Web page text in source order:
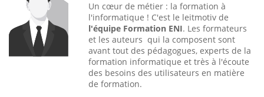
Un cœur de métier : la formation à
l'informatique ! C'est le leitmotiv de
l'équipe Formation ENI. Les formateurs
et les auteurs qui la composent sont
avant tout des pédagogues, experts de la
formation informatique et très à l'écoute
des besoins des utilisateurs en matière
de formation.